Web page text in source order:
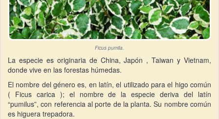
Ficus pumila.
La especie es originaria de China, Japón , Taiwan y Vietnam,
donde vive en las forestas húmedas.
El nombre del género es, en latín, el utilizado para el higo común
( Ficus carica ); el nombre de la especie deriva del latín
“pumilus”, con referencia al porte de la planta. Su nombre común
es higuera trepadora.